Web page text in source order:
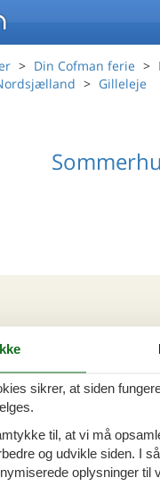
Din Cofman ferie
Gilleleje
sikrer, at siden
til, at vi må
og udvikle siden. I
oplysninger til